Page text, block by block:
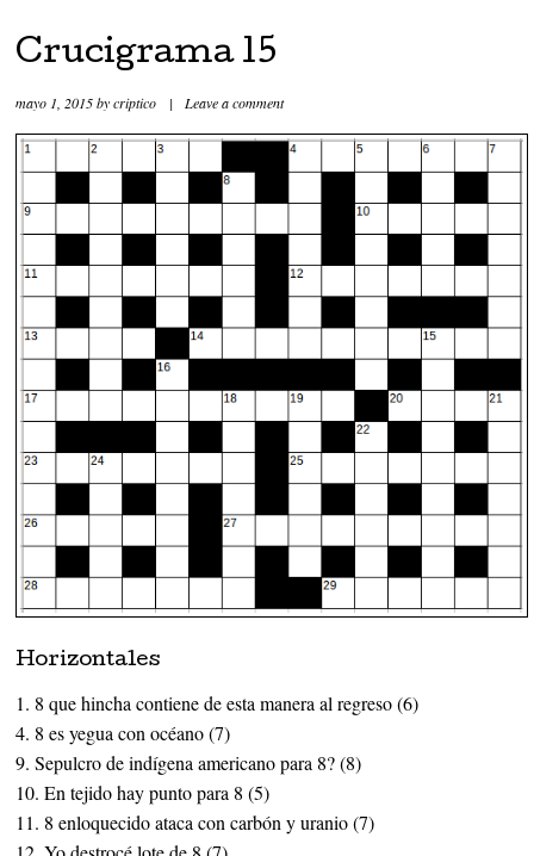
Crucigrama 15
mayo 1, 2015bycriptico | Leave a comment
Horizontales
1. 8 que hincha contiene de esta manera al regreso (6)
4. 8 es yegua con océano (7)
9. Sepulcro de indígena americano para 8? (8)
10. En tejido hay punto para 8 (5)
11. 8 enloquecido ataca con carbón y uranio (7)